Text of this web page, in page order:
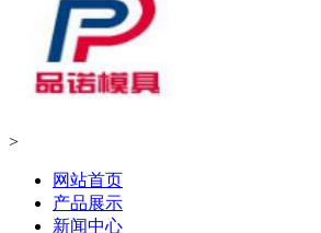
>
网站首页
产品展示
新闻中心